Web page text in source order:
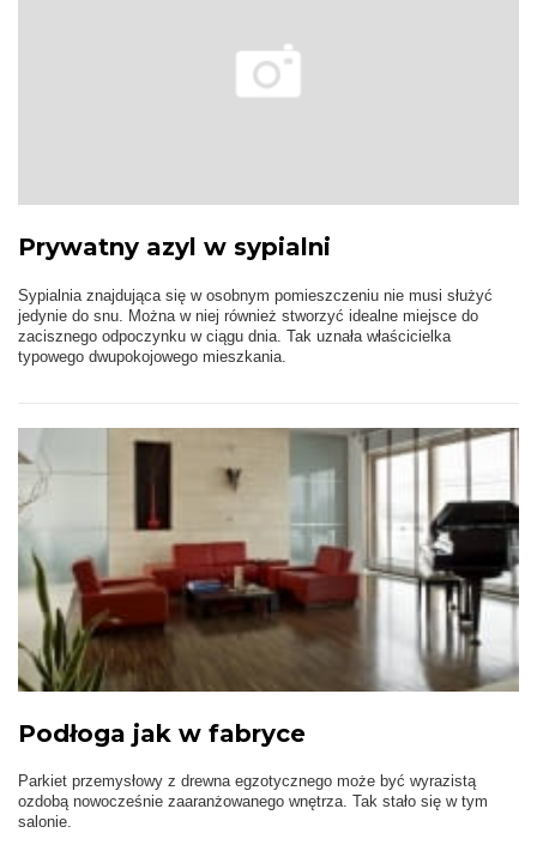
Prywatny azyl w sypialni
Sypialnia znajdująca się w osobnym pomieszczeniu nie musi służyć
jedynie do snu. Można w niej również stworzyć idealne miejsce do
zacisznego odpoczynku w ciągu dnia. Tak uznała właścicielka
typowego dwupokojowego mieszkania.
Podłoga jak w fabryce
Parkiet przemysłowy z drewna egzotycznego może być wyrazistą
ozdobą nowocześnie zaaranżowanego wnętrza. Tak stało się w tym
salonie.